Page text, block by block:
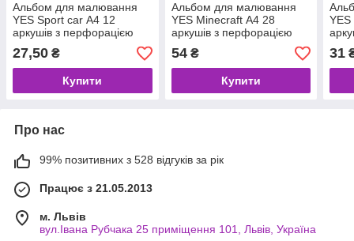
Альбом для малювання
YES Sport car А4 12
аркушів з перфорацією
(130602)
27,50 ₴
Купити
Альбом для малювання
YES Minecraft А4 28
аркушів з перфорацією
(130597)
54₴
Купити
31
Про нас
99% позитивних з 528 відгуків за рік
Працює з 21.05.2013
м. Львів
вул.Івана Рубчака 25 приміщення 101, Львів, Україна